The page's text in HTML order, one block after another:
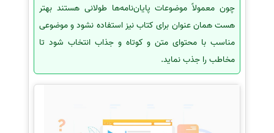
چون معمولاً موضوعات پایان‌نامه‌ها طولانی هستند بهتر
هست همان عنوان برای کتاب نیز استفاده نشود و موضوعی
مناسب با محتوای متن و کوتاه و جذاب انتخاب شود تا
مخاطب را جذب نماید.